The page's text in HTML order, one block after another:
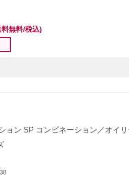
無料/税込)
ョン SP コンビネーション／オイ